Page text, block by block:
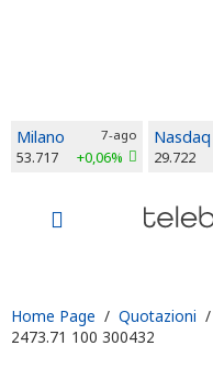
Milano 7-ago
53.717 +0,06%
Nasdaq
29.722
Home Page / Quotazioni /
2473.71 100 300432